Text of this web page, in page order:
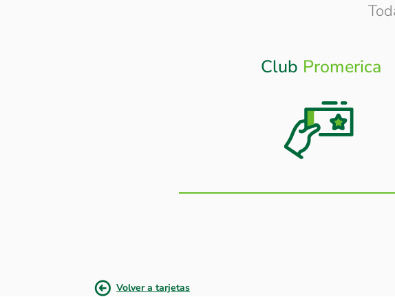
Club Promerica
Volver a tarjetas